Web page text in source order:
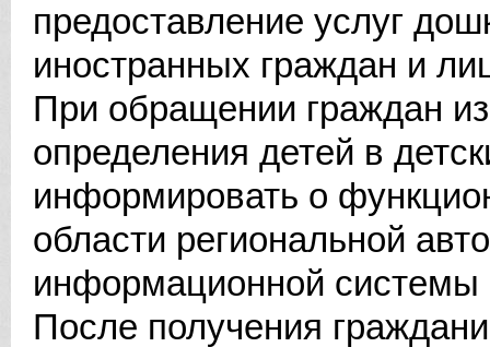
предоставление услуг
иностранных граждан и
При обращении граждан
определения детей в
информировать о
области региональной
информационной системы
После получения